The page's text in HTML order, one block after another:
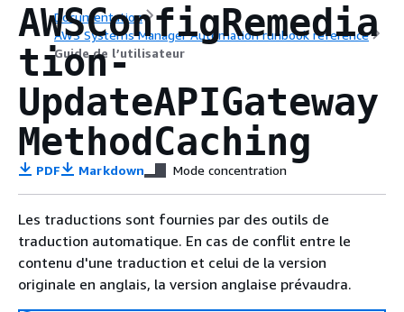
Documentation
AWS Systems Manager Automation runbook reference
Guide de l’utilisateur
AWSConfigRemedia
tion-
UpdateAPIGateway
MethodCaching
PDF Markdown Mode concentration
Les traductions sont fournies par des outils de
traduction automatique. En cas de conflit entre le
contenu d'une traduction et celui de la version
originale en anglais, la version anglaise prévaudra.